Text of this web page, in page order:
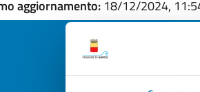
aggiornamento: 18/12/2024,